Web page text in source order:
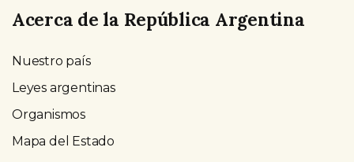
Acerca de la República Argentina
Nuestro país
Leyes argentinas
Organismos
Mapa del Estado